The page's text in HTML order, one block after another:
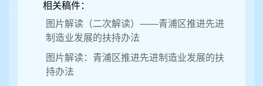
相关稿件：
图片解读（二次解读）——青浦区推进先进
制造业发展的扶持办法
图片解读：青浦区推进先进制造业发展的扶
持办法